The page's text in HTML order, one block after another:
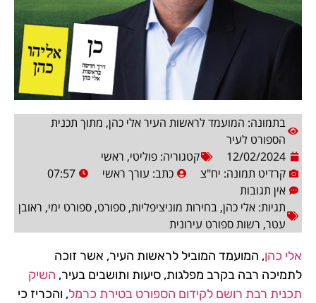
בתמונה: המועמד לראשות העיר אלי כהן, מתוך תכנית
הספורט לעיר
12/02/2024
קטגוריה: פוליטי, ראשי
קרדיט תמונה: יח"צ
כתב: עורך ראשי
07:57
אין תגובות
תגיות: אלי כהן, בחירות מוניציפליות, ספורט, ספורט ימי, ראובן
עטר, רשות ספורט עירונית
אלי כהן, המועמד המוביל לראשות העיר, אשר זוכה
לתמיכה רבה בקרב מפלגות, סיעות ותושבים בעיר, השיק
תכנית רבת רושם לקידום הספורט בטירת כרמל, והכריז כי